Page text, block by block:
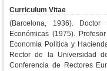
Curriculum Vitae
(Barcelona, 1936).
Económicas (1975).
Economía Política y
Rector de la Universidad
Conferencia de Rectores